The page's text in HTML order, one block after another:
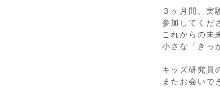
３ヶ月間、実
参加してくだ
これからの未
小さな「きっ
キッズ研究員
またお会いで